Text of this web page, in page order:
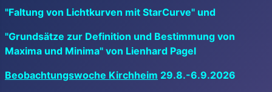
"Faltung von Lichtkurven mit StarCurve" und
"Grundsätze zur Definition und Bestimmung von
Maxima und Minima" von Lienhard Pagel
Beobachtungswoche Kirchheim 29.8.-6.9.2026